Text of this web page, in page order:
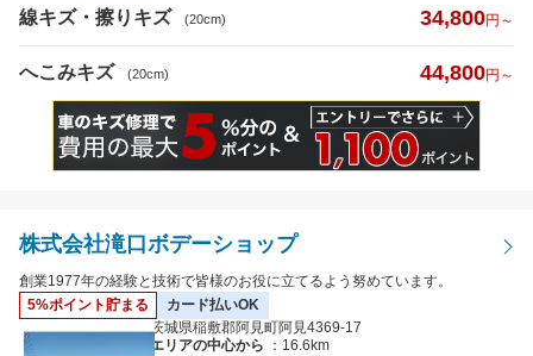
距離
特徴から探す
詳細
クレジットカード払いOK
線キズ・擦りキズ (20cm) 34,800円～
へこみキズ (20cm) 44,800円～
株式会社滝口ボデーショップ
創業1977年の経験と技術で皆様のお役に立てるよう努めています。
5%ポイント貯まる
カード払いOK
茨城県稲敷郡阿見町阿見4369-17
エリアの中心から
：16.6km